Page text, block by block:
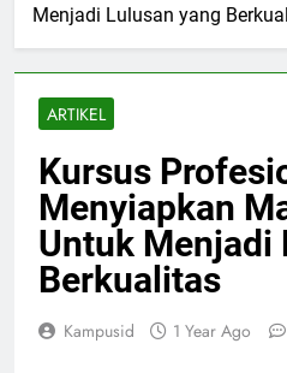
Menjadi Lulusan yang
ARTIKEL
Kursus
Menyiapkan
Untuk Menjadi
Berkualitas
Kampusid 1 Year Ago